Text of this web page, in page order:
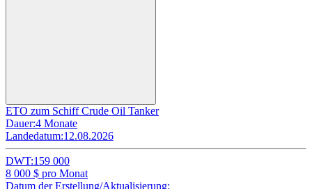
ETO zum Schiff Crude Oil Tanker
Dauer:4 Monate
Landedatum:12.08.2026
DWT:159 000
8 000 $ pro Monat
Datum der Erstellung/Aktualisierung: